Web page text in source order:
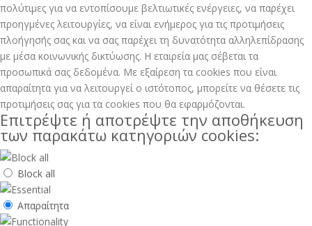
πολύτιμες για να εντοπίσουμε βελτιωτικές ενέργειες, να παρέχει
προηγμένες λειτουργίες, να είναι ενήμερος για τις προτιμήσεις
πλοήγησής σας και να σας παρέχει τη δυνατότητα αλληλεπίδρασης
με μέσα κοινωνικής δικτύωσης. H εταιρεία μας σέβεται τα
προσωπικά σας δεδομένα. Με εξαίρεση τα cookies που είναι
απαραίτητα για να λειτουργεί ο ιστότοπος, μπορείτε να θέσετε τις
προτιμήσεις σας για τα cookies που θα εφαρμόζονται.
Επιτρέψτε ή αποτρέψτε την αποθήκευση
των παρακάτω κατηγοριών cookies:
Block all
Απαραίτητα